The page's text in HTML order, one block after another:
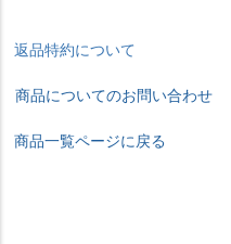
返品特約について
商品についてのお問い合わせ
商品一覧ページに戻る